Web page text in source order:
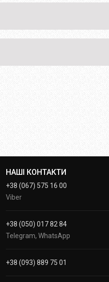
НАШІ КОНТАКТИ
+38 (067) 575 16 00
Viber
+38 (050) 017 82 84
Telegram, WhatsApp
+38 (093) 889 75 01